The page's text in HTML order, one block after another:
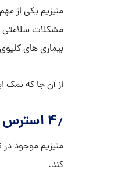
مشکلات سلامتی
بیماری های
از آن جا که
۴٫ استرس و اضطراب
منیزیم موجود
کند.